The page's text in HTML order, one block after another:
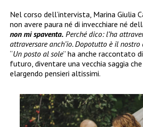
Nel corso dell’intervista, Marina Giulia
non avere paura né di invecchiare né
non mi spaventa. Perché dico: l’ha
attraversare anch’io. Dopotutto è il nostro
“Un posto al sole” ha anche raccontato
futuro, diventare una vecchia saggia
elargendo pensieri altissimi.